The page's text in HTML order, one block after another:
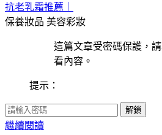
抗老乳霜推薦｜
保養妝品 美容彩妝
這篇文章受密碼保護，
看內容。
提示：
解鎖
繼續閱讀